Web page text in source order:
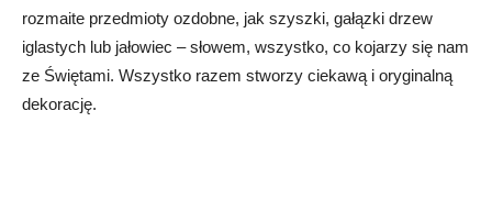
rozmaite przedmioty ozdobne, jak szyszki, gałązki drzew
iglastych lub jałowiec – słowem, wszystko, co kojarzy się nam
ze Świętami. Wszystko razem stworzy ciekawą i oryginalną
dekorację.